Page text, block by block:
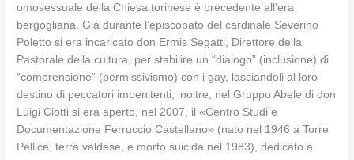
omosessuale della Chiesa torinese è precedente all’era
bergogliana. Già durante l’episcopato del cardinale Severino
Poletto si era incaricato don Ermis Segatti, Direttore della
Pastorale della cultura, per stabilire un “dialogo” (inclusione) di
“comprensione” (permissivismo) con i gay, lasciandoli al loro
destino di peccatori impenitenti; inoltre, nel Gruppo Abele di don
Luigi Ciotti si era aperto, nel 2007, il «Centro Studi e
Documentazione Ferruccio Castellano» (nato nel 1946 a Torre
Pellice, terra valdese, e morto suicida nel 1983), dedicato a